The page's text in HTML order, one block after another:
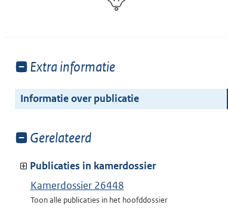
Toon
van:
Extra informatie
Informatie over publicatie
Toon
van:
Gerelateerd
Publicaties in kamerdossier
Kamerdossier 26448
Toon alle publicaties in het hoofddossier